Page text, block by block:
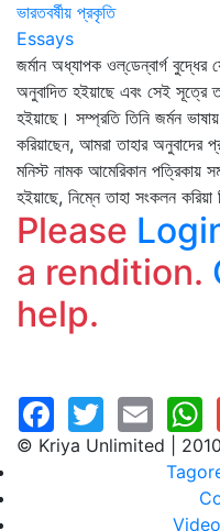
ভারতবর্ষীয় প্রকৃতি
Essays
জর্মান অধ্যাপক ওল্‌ডেন্‌বার্গ বুদ্ধের
অনুবাদিত হইয়াছে এবং সেই সূত্রে
হইয়াছে। সম্প্রতি তিনি জর্মন
করিয়াছেন, আমরা তাহার অনুবাদের
মনিস্ট নামক আমেরিকান পত্রিকায়
হইয়াছে, নিম্নে তাহা সংকলন করিয়া
Please
a rendition.
help.
© Kriya Unlimited |